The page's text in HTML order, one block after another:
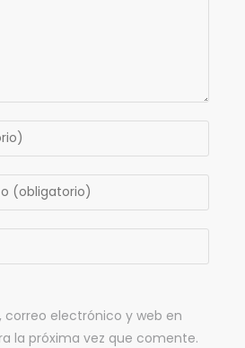
correo electrónico y web en
la próxima vez que comente.